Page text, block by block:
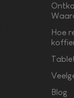
Hoe
Blog